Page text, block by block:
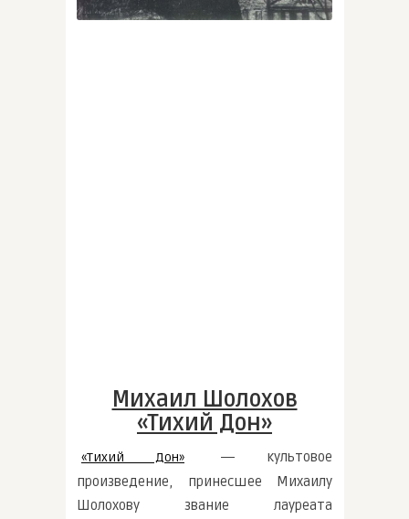
Михаил Шолохов
«Тихий Дон»
«Тихий Дон»
― культовое
произведение, принесшее Михаилу
Шолохову звание лауреата